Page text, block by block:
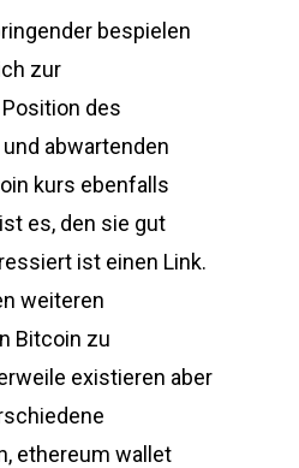
bespielen
zur
des
abwartenden
kurs ebenfalls
es, den sie gut
ist einen Link.
weiteren
Bitcoin zu
existieren aber
ethereum wallet